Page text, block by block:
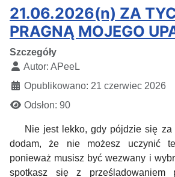
21.06.2026(n) ZA
PRAGNĄ MOJEGO
Szczegóły
Autor: APeeL
Opublikowano: 21 czerwiec 2026
Odsłon: 90
Nie jest lekko, gdy pójdzie się za
dodam, że nie możesz uczynić
ponieważ musisz być wezwany i
spotkasz się z